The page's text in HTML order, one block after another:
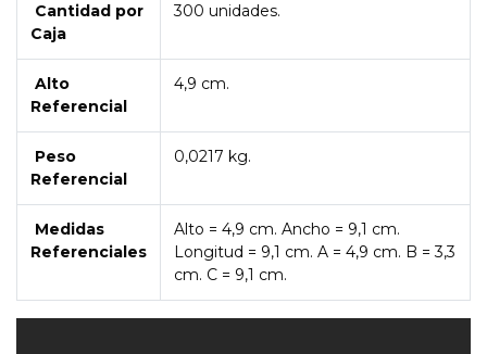
Cantidad por
Caja
300 unidades.
Alto
Referencial
4,9 cm.
Peso
Referencial
0,0217 kg.
Medidas
Referenciales
Alto = 4,9 cm. Ancho = 9,1 cm.
Longitud = 9,1 cm. A = 4,9 cm. B = 3,3
cm. C = 9,1 cm.